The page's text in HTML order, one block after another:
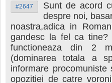
#2647
Sunt de acord
despre noi,
noastra,adica in
gandesc la fel ca
functioneaza din 2
(dominarea totala a
informare
opozitiei de catre